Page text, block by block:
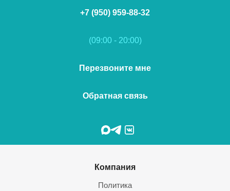
+7 (950) 959-88-32
(09:00 - 20:00)
Перезвоните мне
Обратная связь
Компания
Политика